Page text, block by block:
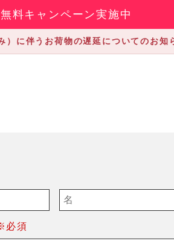
料キャンペーン実施中
）に伴うお荷物の遅延についてのお知
必須